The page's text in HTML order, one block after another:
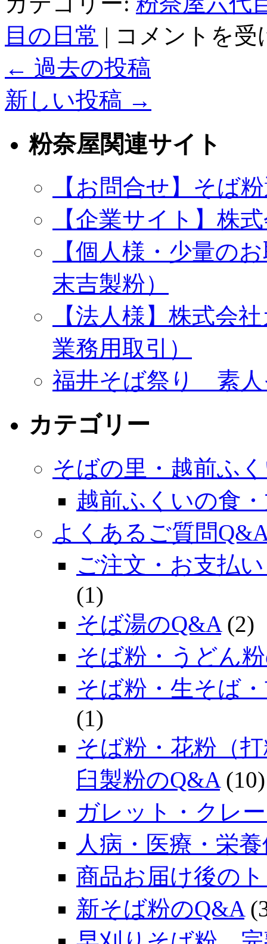
目の日常 |
ご
挨
は
コメントを
← 過去の投稿
新しい投稿 →
粉奈屋関連サイト
【お問合せ】そば
【企業サイト】株
【個人様・少量の
末吉製粉）
【法人様】株式会
業務用取引）
福井そば祭り 素人
カテゴリー
そばの里・越前ふ
越前ふくいの食
よくあるご質問
ご注文・お支払
(1)
そば湯のQ&A(2)
そば粉・うどん
そば粉・生そば
(1)
そば粉・花粉（
臼製粉のQ&A(10)
ガレット・クレ
人病・医療・栄
商品お届け後の
新そば粉のQ&A